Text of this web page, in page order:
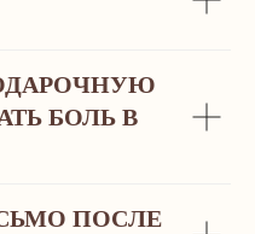
БОЛЬ В
ПОСЛЕ